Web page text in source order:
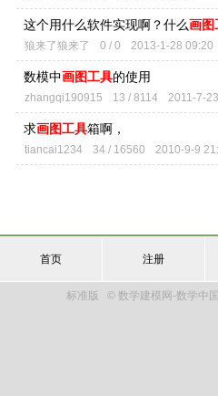
这个用什么软件实现啊？什么画图
狼来了狼来了 0 / 0 2013-1-28 09:20
数模中画图工具的使用
zhangqi190915 13 / 8114 2011-7-
求画图工具箱啊，
tiancai1234 34 / 16560 2010-9-9
首页 注册
标准版 © 数学建模网-数学中